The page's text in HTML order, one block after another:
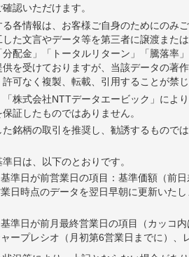
認いただけます。
各情報は、お客様ご自身のためにのみ
た文言やデータ等を第三者に譲渡また
分配金」「トータルリターン」「騰落
を受けておりますが、当該データの著
可なく複製、転載、引用することが禁
「株式会社NTTデータエービック」によ
証したものではありません。
銘柄の取引を推奨し、勧誘するもので
日は、以下のとおりです。
準日が前営業日の項目：基準価額（前
日時点のデータを翌日早朝に更新いた
準日が前月最終営業日の項目（カッコ
ープレシオ（月初第6営業日までに）